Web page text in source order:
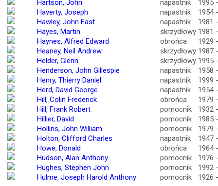
Hartson, John
napastnik
1995
Haverty, Joseph
napastnik
1954
Hawley, John East
napastnik
1981
Hayes, Martin
skrzydłowy 1981
Haynes, Alfred Edward
obrońca
1929
Heaney, Neil Andrew
skrzydłowy 1987
Helder, Glenn
skrzydłowy 1995
Henderson, John Gillespie
napastnik
1958
Henry, Thierry Daniel
napastnik
1999
Herd, David George
napastnik
1954
Hill, Colin Frederick
obrońca
1979
Hill, Frank Robert
pomocnik
1932
Hillier, David
pomocnik
1985
Hollins, John William
pomocnik
1979
Holton, Clifford Charles
napastnik
1947
Howe, Donald
obrońca
1964
Hudson, Alan Anthony
pomocnik
1976
Hughes, Stephen John
pomocnik
1992
Hulme, Joseph Harold Anthony
pomocnik 1926